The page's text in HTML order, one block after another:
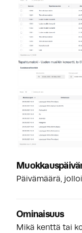
Päivämäärä,
Ominaisuus
Mikä kenttä tai